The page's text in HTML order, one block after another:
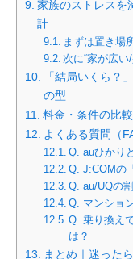
家族のストレスを
計
まずは置き場
次に“家が広い
「結局いくら？
の型
料金・条件の比
よくある質問（
Q. auひかり
Q. J:COMの
Q. au/UQの
Q. マンショ
Q. 乗り換え
は？
まとめ｜迷った